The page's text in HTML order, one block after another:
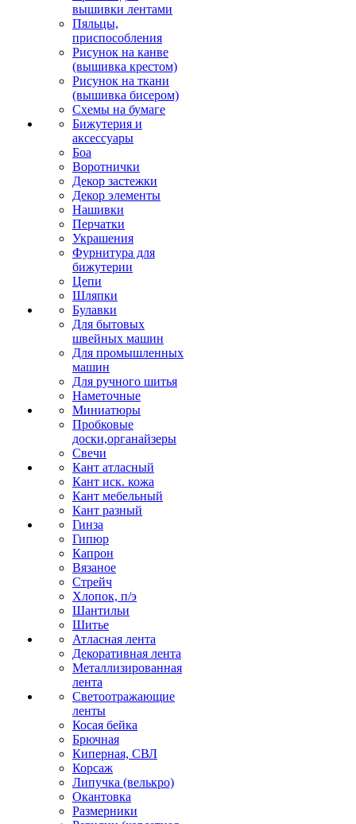
вышивки лентами
Пяльцы,
приспособления
Рисунок на канве
(вышивка крестом)
Рисунок на ткани
(вышивка бисером)
Схемы на бумаге
Бижутерия и
аксессуары
Боа
Воротнички
Декор застежки
Декор элементы
Нашивки
Перчатки
Украшения
Фурнитура для
бижутерии
Цепи
Шляпки
Булавки
Для бытовых
швейных машин
Для промышленных
машин
Для ручного шитья
Наметочные
Миниатюры
Пробковые
доски,органайзеры
Свечи
Кант атласный
Кант иск. кожа
Кант мебельный
Кант разный
Гинза
Гипюр
Капрон
Вязаное
Стрейч
Хлопок, п/э
Шантильи
Шитье
Атласная лента
Декоративная лента
Металлизированная
лента
Светоотражающие
ленты
Косая бейка
Брючная
Киперная, СВЛ
Корсаж
Липучка (велькро)
Окантовка
Размерники